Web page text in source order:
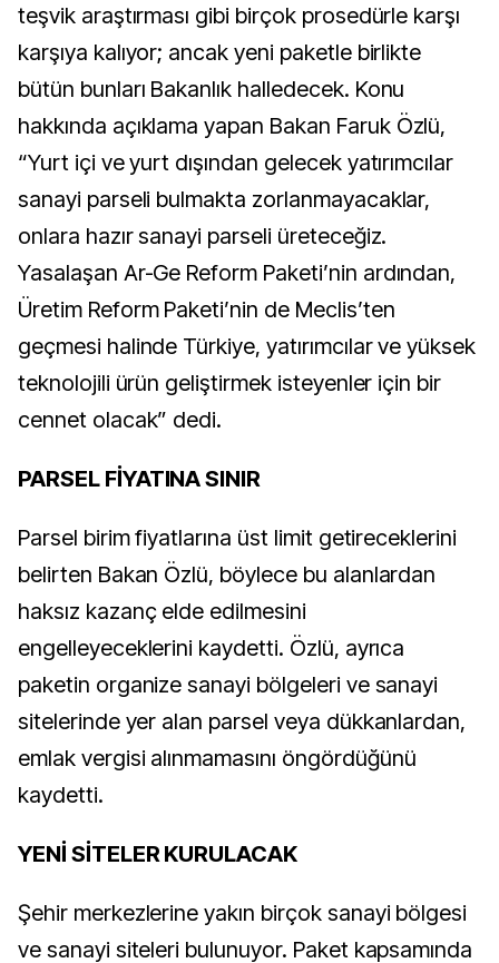
teşvik araştırması gibi birçok prosedürle karşı
karşıya kalıyor; ancak yeni paketle birlikte
bütün bunları Bakanlık halledecek. Konu
hakkında açıklama yapan Bakan Faruk Özlü,
“Yurt içi ve yurt dışından gelecek yatırımcılar
sanayi parseli bulmakta zorlanmayacaklar,
onlara hazır sanayi parseli üreteceğiz.
Yasalaşan Ar-Ge Reform Paketi’nin ardından,
Üretim Reform Paketi’nin de Meclis’ten
geçmesi halinde Türkiye, yatırımcılar ve yüksek
teknolojili ürün geliştirmek isteyenler için bir
cennet olacak” dedi.
PARSEL FİYATINA SINIR
Parsel birim fiyatlarına üst limit getireceklerini
belirten Bakan Özlü, böylece bu alanlardan
haksız kazanç elde edilmesini
engelleyeceklerini kaydetti. Özlü, ayrıca
paketin organize sanayi bölgeleri ve sanayi
sitelerinde yer alan parsel veya dükkanlardan,
emlak vergisi alınmamasını öngördüğünü
kaydetti.
YENİ SİTELER KURULACAK
Şehir merkezlerine yakın birçok sanayi bölgesi
ve sanayi siteleri bulunuyor. Paket kapsamında